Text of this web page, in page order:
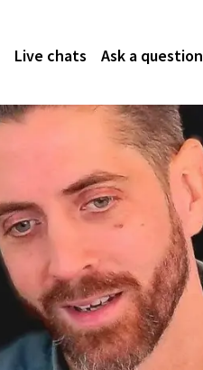
Live chats Ask a question